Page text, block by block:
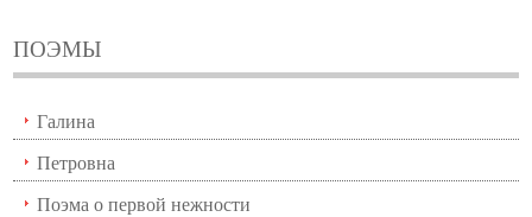
ПОЭМЫ
Галина
Петровна
Поэма о первой нежности